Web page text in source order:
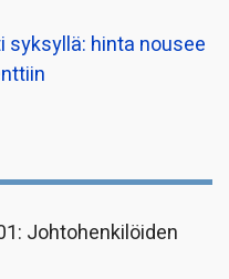
syksyllä: hinta nousee
Johtohenkilöiden